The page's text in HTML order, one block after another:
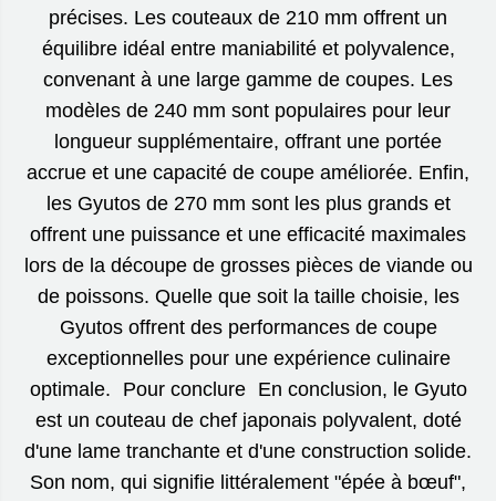
précises. Les couteaux de 210 mm offrent un
équilibre idéal entre maniabilité et polyvalence,
convenant à une large gamme de coupes. Les
modèles de 240 mm sont populaires pour leur
longueur supplémentaire, offrant une portée
accrue et une capacité de coupe améliorée. Enfin,
les Gyutos de 270 mm sont les plus grands et
offrent une puissance et une efficacité maximales
lors de la découpe de grosses pièces de viande ou
de poissons. Quelle que soit la taille choisie, les
Gyutos offrent des performances de coupe
exceptionnelles pour une expérience culinaire
optimale. Pour conclure En conclusion, le Gyuto
est un couteau de chef japonais polyvalent, doté
d'une lame tranchante et d'une construction solide.
Son nom, qui signifie littéralement "épée à bœuf",